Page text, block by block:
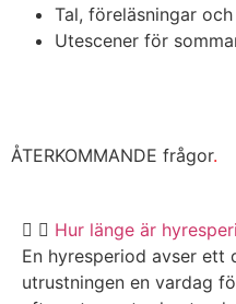
Tal, föreläsningar
Utescener för
ÅTERKOMMANDE frågor.
Hur länge är
En hyresperiod avser ett
utrustningen en vardag